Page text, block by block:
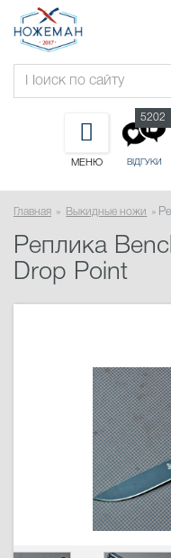
МЕНЮ ВІДГУКИ
5202
Главная Выкидные ножи
Реплика
Drop Point